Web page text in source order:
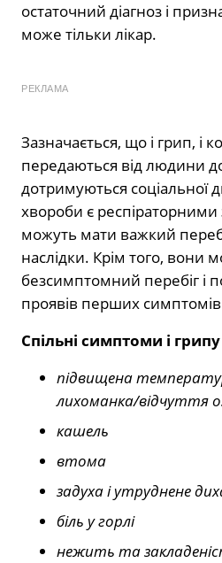
остаточний діагноз і
може тільки лікар.
РЕКЛАМА
Зазначається, що і грип, і
передаються від людини
дотримуються соціальної
хвороби є
можуть мати важкий
наслідки. Крім того, вони
безсимптомний перебіг і
проявів перших
Спільні симптоми і грипу
підвищена
лихоманка/відчуття
кашель
втома
задуха і утруднене
біль у горлі
нежить та